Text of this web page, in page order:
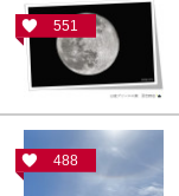
551
488